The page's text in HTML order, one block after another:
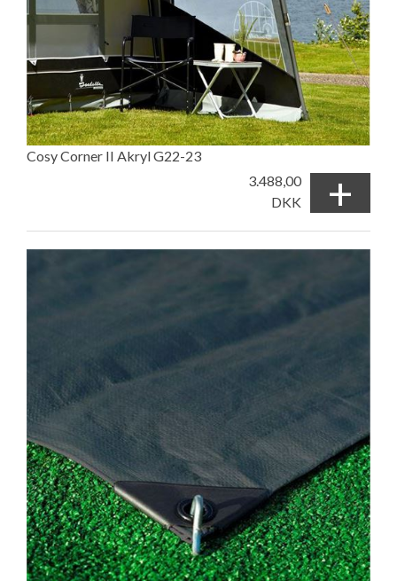
Cosy Corner II Akryl G22-23
3.488,00
DKK
+